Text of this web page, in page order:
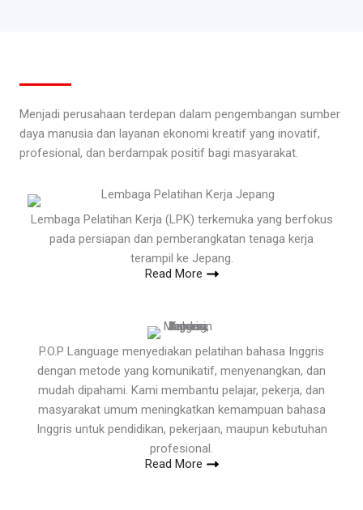
Menjadi perusahaan terdepan dalam pengembangan sumber
daya manusia dan layanan ekonomi kreatif yang inovatif,
profesional, dan berdampak positif bagi masyarakat.
Lembaga Pelatihan Kerja (LPK) terkemuka yang berfokus
pada persiapan dan pemberangkatan tenaga kerja
terampil ke Jepang.
Read More
P.O.P Language menyediakan pelatihan bahasa Inggris
dengan metode yang komunikatif, menyenangkan, dan
mudah dipahami. Kami membantu pelajar, pekerja, dan
masyarakat umum meningkatkan kemampuan bahasa
Inggris untuk pendidikan, pekerjaan, maupun kebutuhan
profesional.
Read More